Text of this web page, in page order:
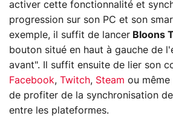
activer cette fonctionnalité et
progression sur son PC et son
exemple, il suffit de lancer Bloons
bouton situé en haut à gauche de
avant". Il suffit ensuite de lier son
Facebook, Twitch, Steam ou
de profiter de la synchronisation
entre les plateformes.